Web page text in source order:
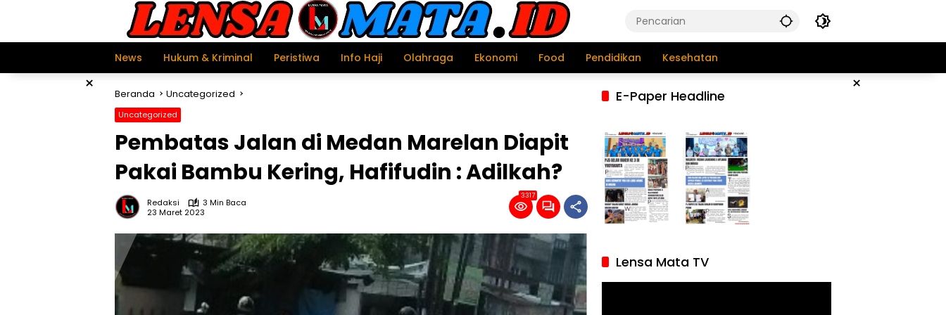
News
Hukum & Kriminal Peristiwa Info Haji Olahraga Ekonomi Food Pendidikan Kesehatan
× ×
Beranda Uncategorized
Uncategorized
Pembatas Jalan di Medan Marelan Diapit
Pakai Bambu Kering, Hafifudin : Adilkah?
Redaksi
3 Min Baca
23 Maret 2023
3317
E-Paper Headline
Lensa Mata TV